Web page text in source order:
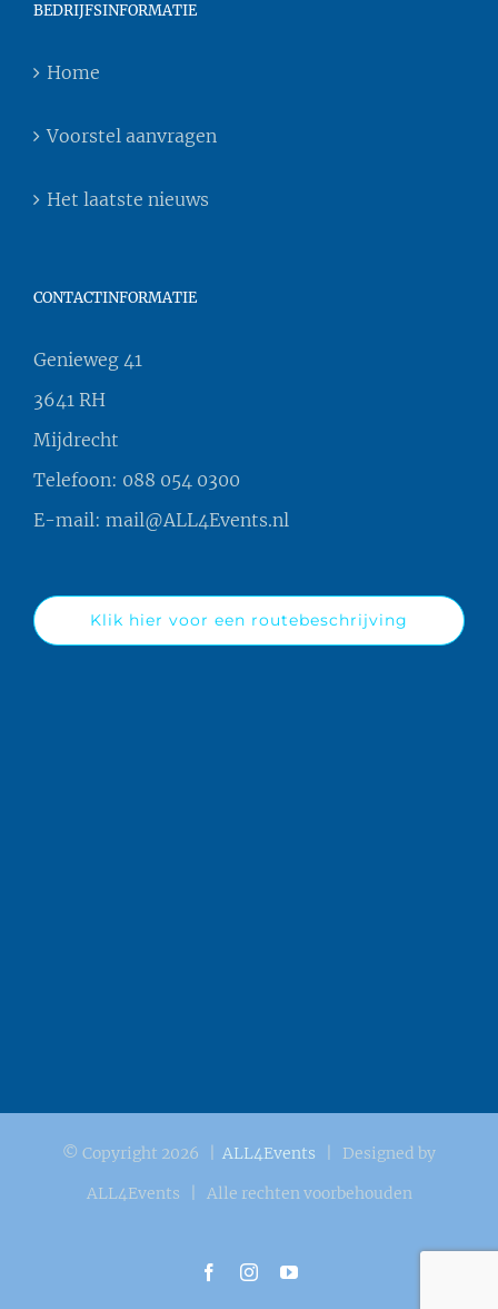
BEDRIJFSINFORMATIE
Home
Voorstel aanvragen
Het laatste nieuws
CONTACTINFORMATIE
Genieweg 41
3641 RH
Mijdrecht
Telefoon: 088 054 0300
E-mail: mail@ALL4Events.nl
Klik hier voor een routebeschrijving
© Copyright 2026 | ALL4Events | Designed by
ALL4Events | Alle rechten voorbehouden
FacebookInstagramYouTube